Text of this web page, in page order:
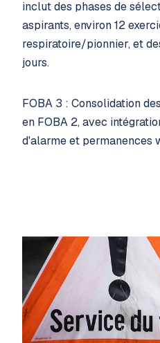
inclut des phases de
aspirants, environ 12
respiratoire/pionnier, et
jours.
FOBA 3 : Consolidation
en FOBA 2, avec
d'alarme et permanences